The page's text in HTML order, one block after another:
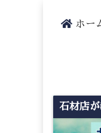
ホー
石材店